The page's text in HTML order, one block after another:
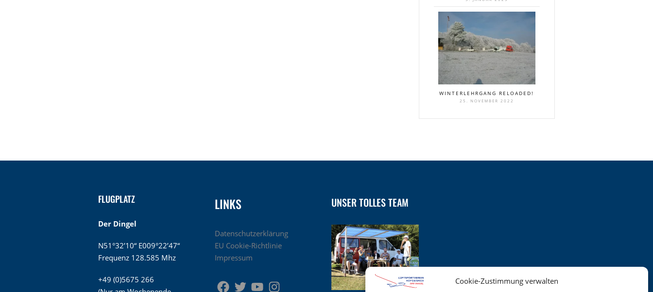
Cookie-Zustimmung verwalten
WINTERLEHRGANG RELOADED!
25. NOVEMBER 2022
FLUGPLATZ
Der Dingel
N51°32’10“ E009°22’47“
Frequenz 128.585 Mhz
+49 (0)5675 266
LINKS
Datenschutzerklärung
EU Cookie-Richtlinie
Impressum
UNSER TOLLES TEAM